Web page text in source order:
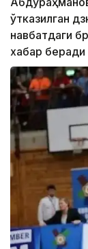
ўтказилган
навбатдаги
хабар